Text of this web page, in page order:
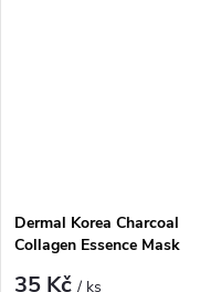
Dermal Korea Charcoal
Collagen Essence Mask
35 Kč/ ks